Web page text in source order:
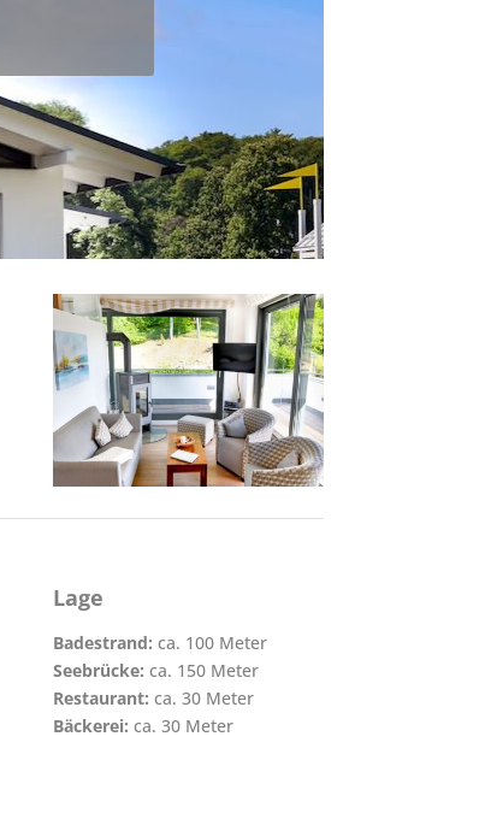
Lage
Badestrand: ca. 100 Meter
Seebrücke: ca. 150 Meter
Restaurant: ca. 30 Meter
Bäckerei: ca. 30 Meter